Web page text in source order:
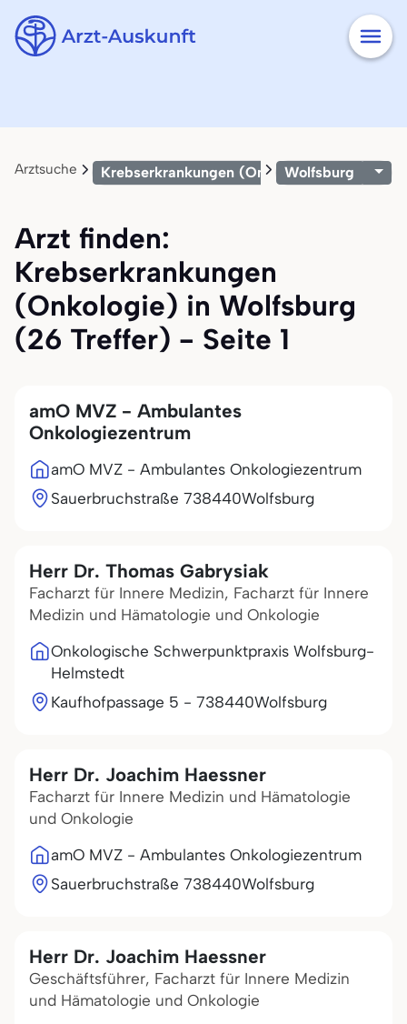
Arztsuche Krebserkrankungen (Onkologie)Wolfsburg
Arzt finden:
Krebserkrankungen
(Onkologie) in Wolfsburg
(26 Treffer) - Seite 1
amO MVZ - Ambulantes
Onkologiezentrum
amO MVZ - Ambulantes Onkologiezentrum
Sauerbruchstraße 738440Wolfsburg
Herr Dr. Thomas Gabrysiak
Facharzt für Innere Medizin, Facharzt für Innere
Medizin und Hämatologie und Onkologie
Onkologische Schwerpunktpraxis Wolfsburg-
Helmstedt
Kaufhofpassage 5 - 738440Wolfsburg
Herr Dr. Joachim Haessner
Facharzt für Innere Medizin und Hämatologie
und Onkologie
amO MVZ - Ambulantes Onkologiezentrum
Sauerbruchstraße 738440Wolfsburg
Herr Dr. Joachim Haessner
Geschäftsführer, Facharzt für Innere Medizin
und Hämatologie und Onkologie